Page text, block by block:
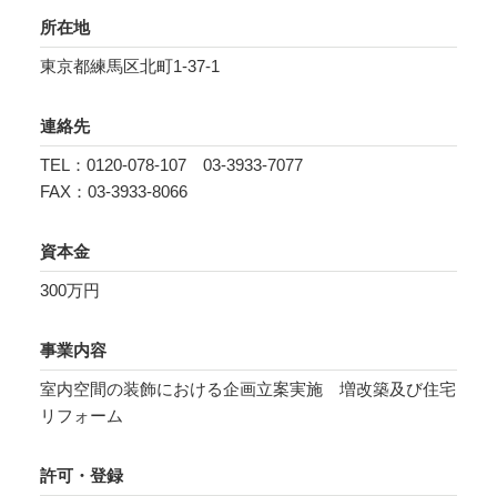
所在地
東京都練馬区北町1-37-1
連絡先
TEL：0120-078-107 03-3933-7077
FAX：03-3933-8066
資本金
300万円
事業内容
室内空間の装飾における企画立案実施 増改築及び住宅
リフォーム
許可・登録